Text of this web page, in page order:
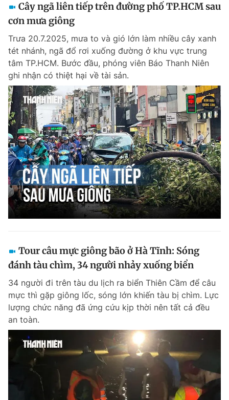
Cây ngã liên tiếp trên đường phố TP.HCM sau
cơn mưa giông
Trưa 20.7.2025, mưa to và gió lớn làm nhiều cây xanh
tét nhánh, ngã đổ rơi xuống đường ở khu vực trung
tâm TP.HCM. Bước đầu, phóng viên Báo Thanh Niên
ghi nhận có thiệt hại về tài sản.
Tour câu mực giông bão ở Hà Tĩnh: Sóng
đánh tàu chìm, 34 người nhảy xuống biển
34 người đi trên tàu du lịch ra biển Thiên Cầm để câu
mực thì gặp giông lốc, sóng lớn khiến tàu bị chìm. Lực
lượng chức năng đã ứng cứu kịp thời nên tất cả đều
an toàn.